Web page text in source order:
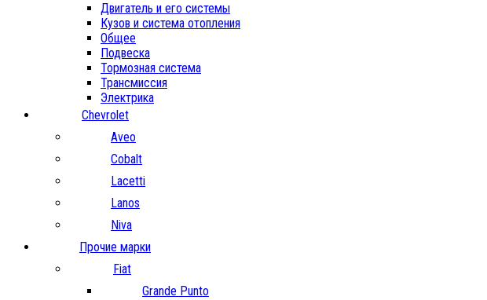
Двигатель и его системы
Кузов и система отопления
Общее
Подвеска
Тормозная система
Трансмиссия
Электрика
Chevrolet
Aveo
Cobalt
Lacetti
Lanos
Niva
Прочие марки
Fiat
Grande Punto